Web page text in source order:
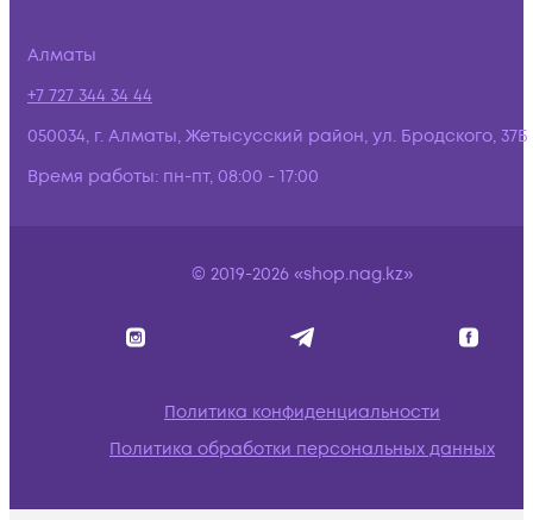
Алматы
+7 727 344 34 44
050034, г. Алматы, Жетысусский район, ул. Бродского, 37Б
Время работы: пн-пт, 08:00 - 17:00
© 2019-2026 «shop.nag.kz»
Политика конфиденциальности
Политика обработки персональных данных